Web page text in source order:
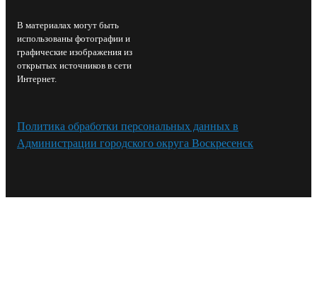
В материалах могут быть
использованы фотографии и
графические изображения из
открытых источников в сети
Интернет.
Политика обработки персональных данных в
Администрации городского округа Воскресенск